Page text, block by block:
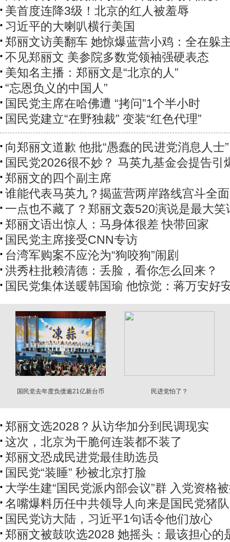
美首度连降3级！北京的红人被羞辱
习近平的大喇叭横行美国
郑丽文访美翻车 她惊爆蓝营小鸡：全在躲
不见郑丽文 美参院多数党领袖强硬表态
美知名主播：郑丽文是“北京的人”
“忘恩负义的中国人”
国民党主席在哈佛遭 “拷问”1个半小时
国民党建立“在野独裁” 变装“红色代理”
向郑丽文道歉 他批“愚蠢的民进党消息人士”
国民党2026很不妙？ 马英九基金会提告引
郑丽文的四个副主席
谁能代表马英九？揭蓝营两岸路线宫斗全
一点也不藏了？郑丽文轰520演说是最大笑
郑丽文语出惊人：马身体很差 快带回家
国民党主席接受CNN专访
台湾军购案不应沦为“狗咬狗”闹剧
洪秀柱批赖清德：丢脸，看你怎么回来？
国民党集体送暖韩国瑜 他惊觉：蒋万安好
国民党去年度负债逾21亿新台币
民进党怕了？
郑丽文选2028？从访华加分到民调现实
这次，北京为干脆何连装都不装了
郑丽文恐成民进党最佳助选员
国民党“装睡” 秒被北京打脸
大学生建“国民党派内部会议”群 入党资格
名嘴爆料历任中共领导人向来是国民党猪
国民党访大陆，习近平1句话令他们放心
郑丽文被鼓吹选2028 她摇头：最该担心的